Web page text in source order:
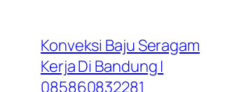
konten
Konveksi Baju Seragam
Kerja Di Bandung |
085860832281